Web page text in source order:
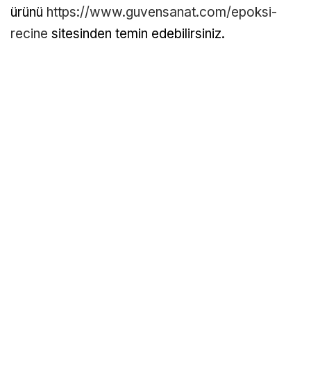
ürünü https://www.guvensanat.com/epoksi-
recine sitesinden temin edebilirsiniz.